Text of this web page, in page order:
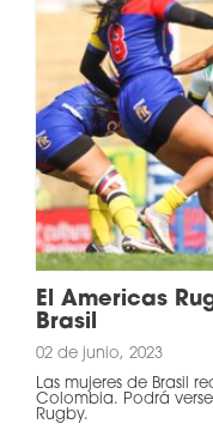
El Americas
Brasil
02 de junio, 2023
Las mujeres de Brasil
Colombia. Podrá
Rugby.